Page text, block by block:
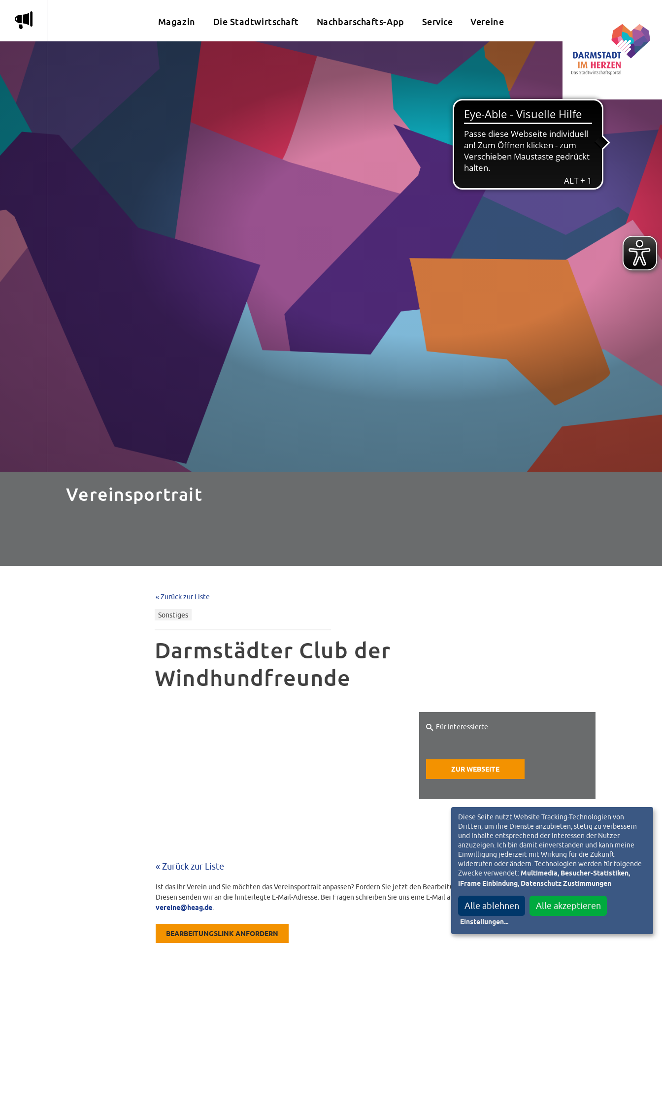
m Magazin Die Stadtwirtschaft Nachbarschafts-App Service Vereine
Vereinsportrait
« Zurück zur Liste
Sonstiges
Darmstädter Club der
Windhundfreunde
Für Interessierte
ZUR WEBSEITE
« Zurück zur Liste
Ist das Ihr Verein und Sie möchten das Vereinsportrait anpassen? Fordern Sie jetzt den Bearbeitungslink an.
Diesen senden wir an die hinterlegte E-Mail-Adresse. Bei Fragen schreiben Sie uns eine E-Mail an
vereine@heag.de.
BEARBEITUNGSLINK ANFORDERN
Diese Seite nutzt Website Tracking-Technologien von
Dritten, um ihre Dienste anzubieten, stetig zu verbessern
und Inhalte entsprechend der Interessen der Nutzer
anzuzeigen. Ich bin damit einverstanden und kann meine
Einwilligung jederzeit mit Wirkung für die Zukunft
widerrufen oder ändern. Technologien werden für folgende
Zwecke verwendet:Multimedia, Besucher-Statistiken,
iFrame Einbindung, Datenschutz Zustimmungen
Alle ablehnen Alle akzeptieren
Einstellungen...